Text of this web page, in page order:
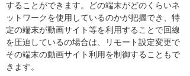
することができます。どの端末がどのくらいネ
ットワークを使用しているのかが把握でき、特
定の端末が動画サイト等を利用することで回線
を圧迫しているの場合は、リモート設定変更で
その端末の動画サイト利用を制御することもで
きます。